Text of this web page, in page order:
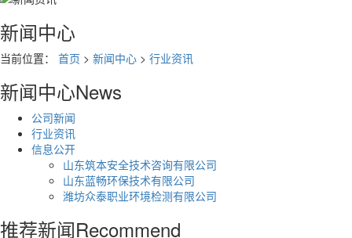
新闻中心
当前位置： 首页 > 新闻中心 > 行业资讯
新闻中心News
公司新闻
行业资讯
信息公开
山东筑本安全技术咨询有限公司
山东蓝畅环保技术有限公司
潍坊众泰职业环境检测有限公司
推荐新闻Recommend